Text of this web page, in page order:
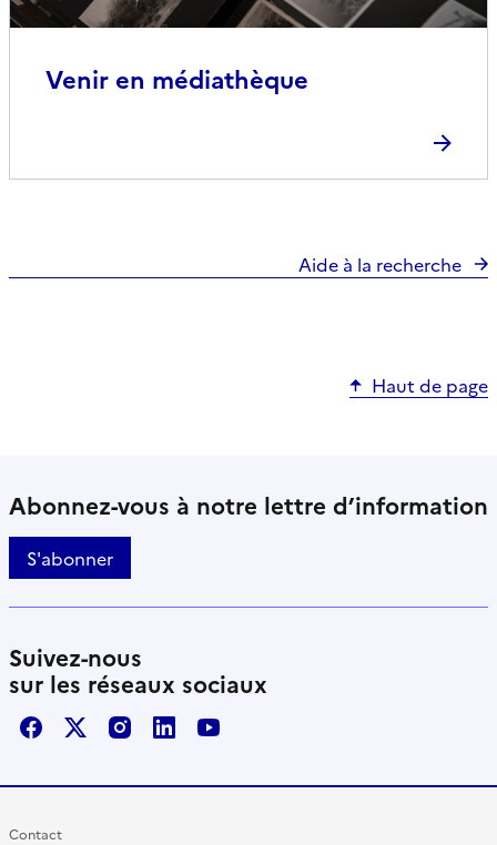
Venir en médiathèque
Aide à la recherche
Haut de page
Abonnez-vous à notre lettre d’information
S'abonner
Suivez-nous
sur les réseaux sociaux
FacebookX / TwitterInstagram
LinkedInYoutube
Contact